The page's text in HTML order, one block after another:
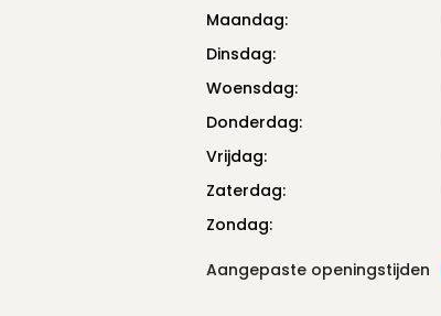
Maandag:
Dinsdag:
Woensdag:
Donderdag:
Vrijdag:
Zaterdag:
Zondag:
Aangepaste openingstijden